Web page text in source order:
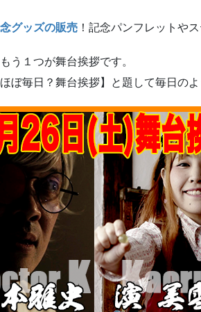
グッズの販売 ！記念パンフレットや
う１つが舞台挨拶です。
ぼ毎日？舞台挨拶】と題して毎日の